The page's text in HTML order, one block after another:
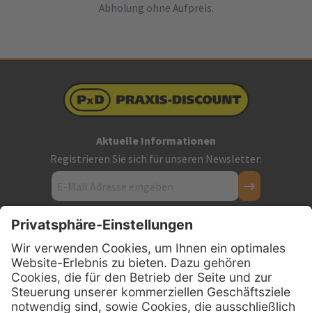
Abholung ohne Aufpreis.
Aktuelle Informationen
Registrieren Sie sich für unseren Newsletter:
Kontakt
Firmensitz
PxD Praxis-Discount GmbH
Hans-Wunderlich-Straße 7
D-49078 Osnabrück